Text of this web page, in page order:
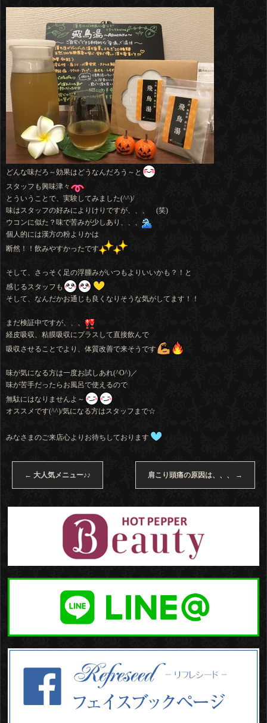
どんな味だろ～効果はどうなんだろう～と
スタッフも興味津々
とういうことで、実験してみました(^^)/
味はスタッフの好みによりけりですが、、、 (笑)
ウコンに似た？味で苦みが少しあり、、、
個人的には漢方の粉よりかは
断然！！飲みやすかったです
そして、さっそく足の浮腫みがいつもよりいいかも？！と
感じるスタッフも
そして、なんだかお通じも良くなりそうな気がしてます！！
まだ検証中ですが、、、
経皮吸収、粘膜吸収にプラスして直接飲んで
吸収させることでより、体質改善で来そうです
味が気になる方は一度お試しあれ(^O^)／
味が苦手だったらお風呂で使えるので
無駄にはなりませんよ～
オススメです(^^)/気になる方はスタッフまで☆
みなさまのご来店心よりお待ちしております
← 大人気メニュー♪♪ 肩こり頭痛の原因は、、、 →